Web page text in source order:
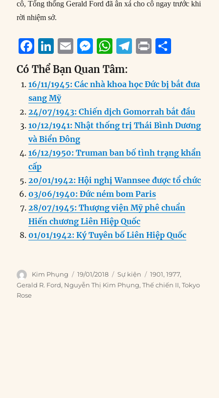
cô, Tổng thống Gerald Ford đã ân xá cho cô ngay trước khi
rời nhiệm sở.
F
a
c
e
b
o
o
k
Li
n
k
e
d
I
n
E
m
ai
l
M
e
ss
e
n
g
W
h
at
s
A
p
T
e
g
r
a
P
n
t
a
re
Có Thể Bạn Quan Tâm:
16/11/1945: Các nhà khoa học Đức bị bắt đưa
sang Mỹ
24/07/1943: Chiến dịch Gomorrah bắt đầu
10/12/1941: Nhật thống trị Thái Bình Dương
và Biển Đông
16/12/1950: Truman ban bố tình trạng khẩn
cấp
20/01/1942: Hội nghị Wannsee được tổ chức
03/06/1940: Đức ném bom Paris
28/07/1945: Thượng viện Mỹ phê chuẩn
Hiến chương Liên Hiệp Quốc
01/01/1942: Ký Tuyên bố Liên Hiệp Quốc
Author
Kim Phụng
Posted
on
19/01/2018 Categories
Sự kiện Tags
1901,1977,
Gerald R. Ford, Nguyễn Thị Kim Phụng,Thế chiến II,Tokyo
Rose